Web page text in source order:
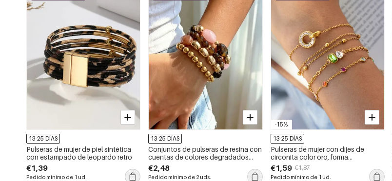
13-25 DÍAS
Pulseras de mujer de piel sintética
con estampado de leopardo retro
€1,39
Pedido mínimo de 1 ud.
13-25 DÍAS
Conjuntos de pulseras de resina con
cuentas de colores degradados
para mujer
€2,48
Pedido mínimo de 2 uds.
-15%
13-25 DÍAS
Pulseras de mujer con dijes de
circonita color oro, forma
geométrica circular simple, acero
inoxidable, resistentes al agua.
€1,59 €1,87
Pedido mínimo de 1 ud.